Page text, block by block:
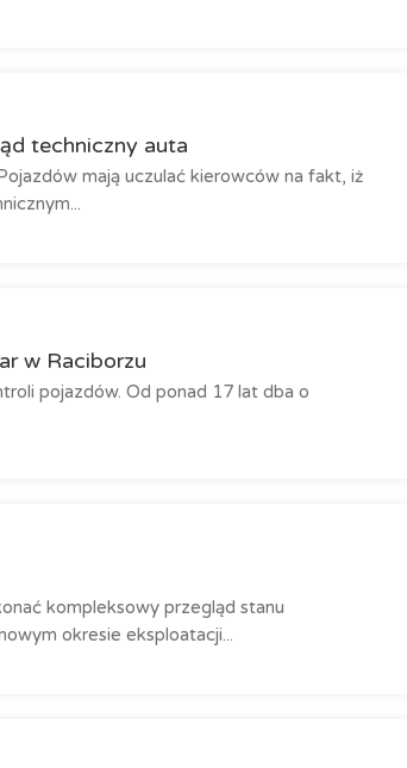
techniczny auta
mają uczulać kierowców na fakt, iż
w Raciborzu
pojazdów. Od ponad 17 lat dba o
kompleksowy przegląd stanu
okresie eksploatacji...